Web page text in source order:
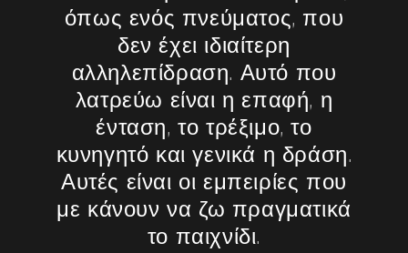
όπως ενός πνεύματος, που
δεν έχει ιδιαίτερη
αλληλεπίδραση. Αυτό που
λατρεύω είναι η επαφή, η
ένταση, το τρέξιμο, το
κυνηγητό και γενικά η δράση.
Αυτές είναι οι εμπειρίες που
με κάνουν να ζω πραγματικά
το παιχνίδι.